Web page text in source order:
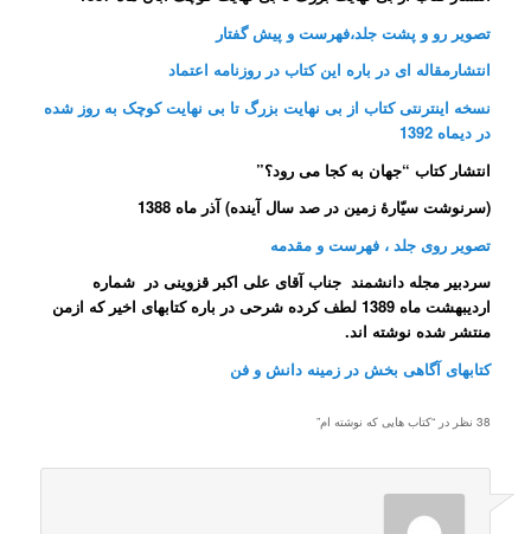
تصویر رو و پشت جلد،فهرست و پیش گفتار
انتشارمقاله ای در باره این کتاب در روزنامه اعتماد
نسخه اینترنتی کتاب از بی نهایت بزرگ تا بی نهایت کوچک به روز شده
در دیماه 1392
انتشار کتاب “جهان به کجا می رود؟”
(سرنوشت سیّارۀ زمین در صد سال آینده) آذر ماه 1388
تصویر روی جلد ، فهرست و مقدمه
سردبیر مجله دانشمند جناب آقای علی اکبر قزوینی در شماره
اردیبهشت ماه 1389 لطف کرده شرحی در باره کتابهای اخیر که ازمن
منتشر شده نوشته اند.
کتابهای آگاهی بخش در زمینه دانش و فن
38 نظر در “ کتاب هایی که نوشته ام”